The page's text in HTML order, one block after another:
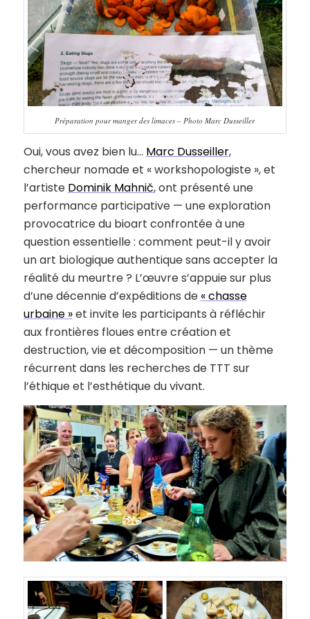
Préparation pour manger des limaces – Photo Marc Dusseiller
Oui, vous avez bien lu… Marc Dusseiller,
chercheur nomade et « workshopologiste », et
l’artiste Dominik Mahnič, ont présenté une
performance participative — une exploration
provocatrice du bioart confrontée à une
question essentielle : comment peut-il y avoir
un art biologique authentique sans accepter la
réalité du meurtre ? L’œuvre s’appuie sur plus
d’une décennie d’expéditions de « chasse
urbaine »et invite les participants à réfléchir
aux frontières floues entre création et
destruction, vie et décomposition — un thème
récurrent dans les recherches de TTT sur
l’éthique et l’esthétique du vivant.